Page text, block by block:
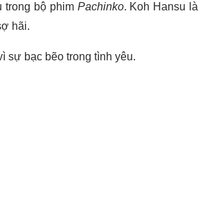
trong bộ phim Pachinko. Koh Hansu là
hãi.
sự bạc bẽo trong tình yêu.